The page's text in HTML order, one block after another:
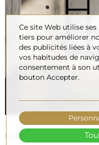
Un miroir industriel
Ce site Web utilise
tiers pour améliorer
des publicités liées à
vos habitudes de
consentement à son
bouton Accepter.